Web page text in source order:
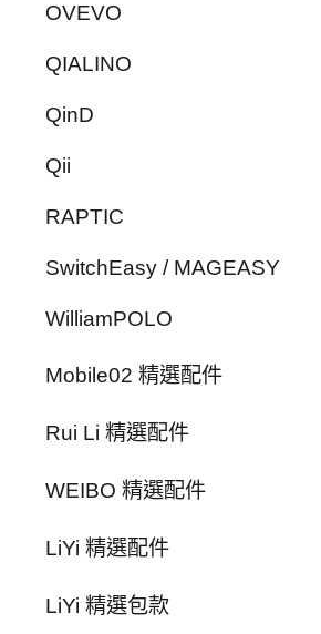
OVEVO
QIALINO
QinD
Qii
RAPTIC
SwitchEasy / MAGEASY
WilliamPOLO
Mobile02 精選配件
Rui Li 精選配件
WEIBO 精選配件
LiYi 精選配件
LiYi 精選包款